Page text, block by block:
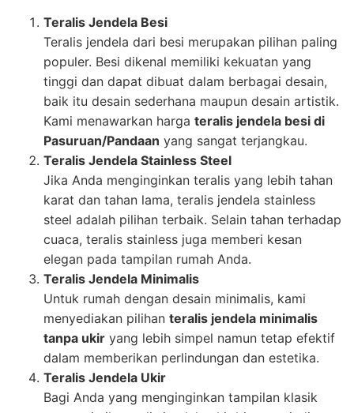
Teralis Jendela Besi
Teralis jendela dari besi merupakan pilihan paling
populer. Besi dikenal memiliki kekuatan yang
tinggi dan dapat dibuat dalam berbagai desain,
baik itu desain sederhana maupun desain artistik.
Kami menawarkan harga teralis jendela besi di
Pasuruan/Pandaan yang sangat terjangkau.
Teralis Jendela Stainless Steel
Jika Anda menginginkan teralis yang lebih tahan
karat dan tahan lama, teralis jendela stainless
steel adalah pilihan terbaik. Selain tahan terhadap
cuaca, teralis stainless juga memberi kesan
elegan pada tampilan rumah Anda.
Teralis Jendela Minimalis
Untuk rumah dengan desain minimalis, kami
menyediakan pilihan teralis jendela minimalis
tanpa ukir yang lebih simpel namun tetap efektif
dalam memberikan perlindungan dan estetika.
Teralis Jendela Ukir
Bagi Anda yang menginginkan tampilan klasik